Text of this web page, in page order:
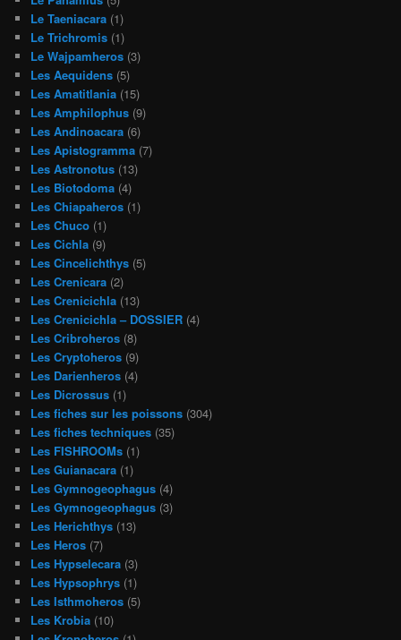
Le Taeniacara (1)
Le Trichromis (1)
Le Wajpamheros (3)
Les Aequidens (5)
Les Amatitlania (15)
Les Amphilophus (9)
Les Andinoacara (6)
Les Apistogramma (7)
Les Astronotus (13)
Les Biotodoma (4)
Les Chiapaheros (1)
Les Chuco (1)
Les Cichla (9)
Les Cincelichthys (5)
Les Crenicara (2)
Les Crenicichla (13)
Les Crenicichla – DOSSIER (4)
Les Cribroheros (8)
Les Cryptoheros (9)
Les Darienheros (4)
Les Dicrossus (1)
Les fiches sur les poissons (304)
Les fiches techniques (35)
Les FISHROOMs (1)
Les Guianacara (1)
Les Gymnogeophagus (4)
Les Gymnogeophagus (3)
Les Herichthys (13)
Les Heros (7)
Les Hypselecara (3)
Les Hypsophrys (1)
Les Isthmoheros (5)
Les Krobia (10)